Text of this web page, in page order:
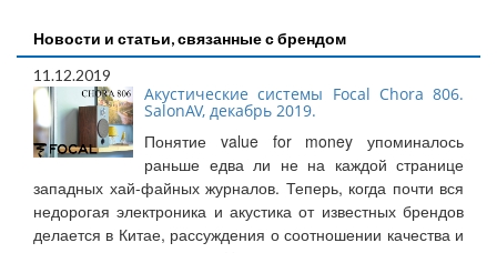
Новости и статьи, связанные с брендом
11.12.2019
Акустические системы Focal Chora 806.
SalonAV, декабрь 2019.
Понятие value for money упоминалось
раньше едва ли не на каждой странице
западных хай-файных журналов. Теперь, когда почти вся
недорогая электроника и акустика от известных брендов
делается в Китае, рассуждения о соотношении качества и